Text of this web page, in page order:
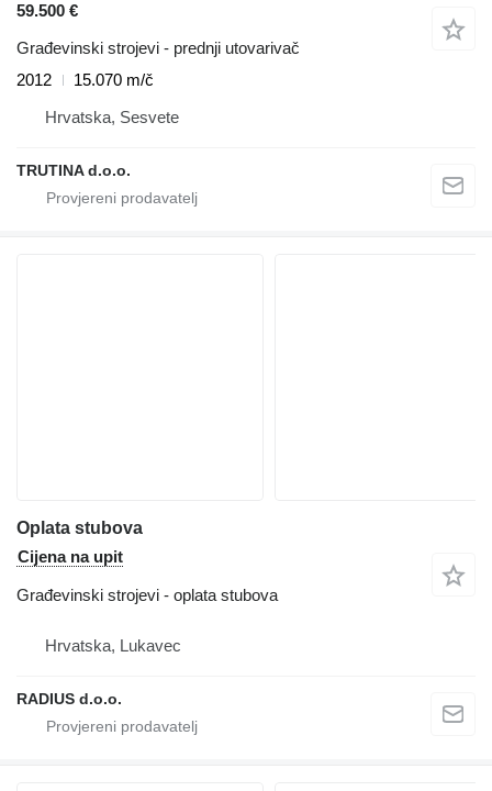
59.500 €
Građevinski strojevi - prednji utovarivač
2012
15.070 m/č
Hrvatska, Sesvete
TRUTINA d.o.o.
Oplata stubova
Cijena na upit
Građevinski strojevi - oplata stubova
Hrvatska, Lukavec
RADIUS d.o.o.